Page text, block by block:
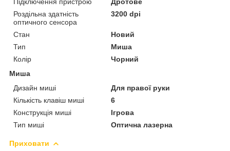
Роздільна здатність
оптичного сенсора
3200 dpi
Стан
Новий
Тип
Миша
Колір
Чорний
Миша
Дизайн миші
Для правої руки
Кількість клавіш миші
6
Конструкція миші
Ігрова
Тип миші
Оптична лазерна
Приховати